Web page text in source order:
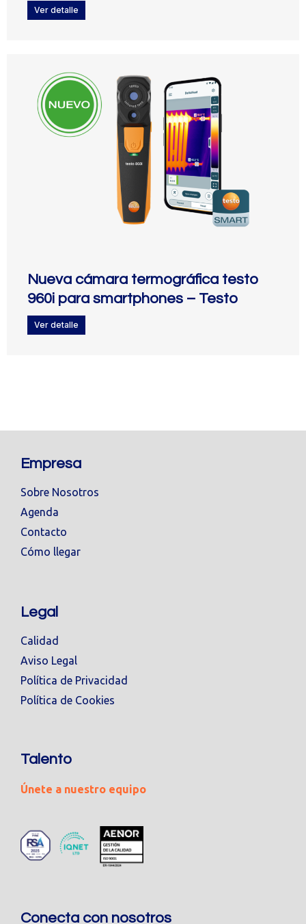
Ver detalle
Nueva cámara termográfica testo
960i para smartphones – Testo
Ver detalle
Empresa
Sobre Nosotros
Agenda
Contacto
Cómo llegar
Legal
Calidad
Aviso Legal
Política de Privacidad
Política de Cookies
Talento
Únete a nuestro equipo
Conecta con nosotros